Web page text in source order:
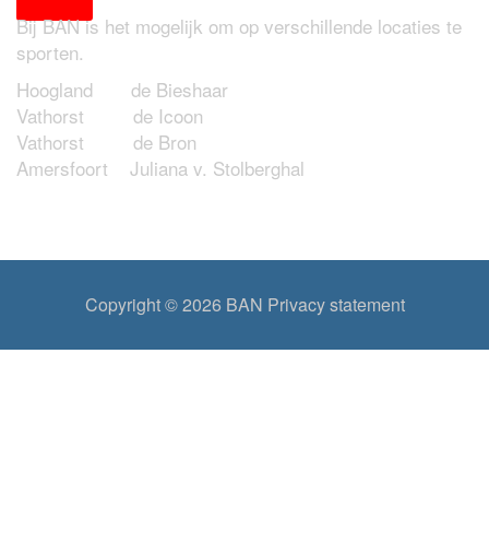
Bij BAN is het mogelijk om op verschillende locaties te
sporten.
Hoogland de Bieshaar
Vathorst de Icoon
Vathorst de Bron
Amersfoort Juliana v. Stolberghal
Copyright © 2026 BAN Privacy statement